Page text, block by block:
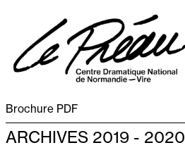
contenu
principal
Brochure PDF
ARCHIVES 2019 - 2020